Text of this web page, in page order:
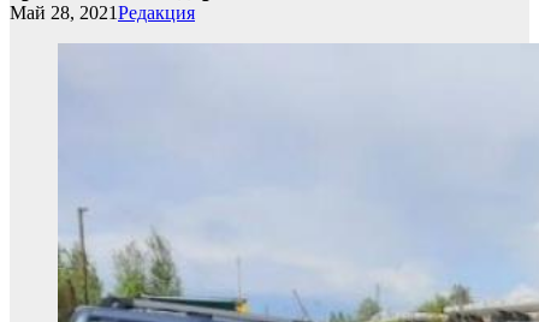
Редакция
Май 28, 2021